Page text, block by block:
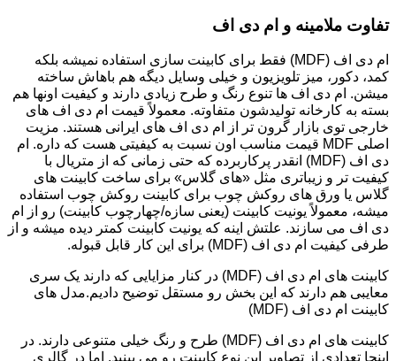
تفاوت ملامینه و ام دی اف
ام دی اف (MDF) فقط برای کابینت سازی استفاده نمیشه بلکه
کمد، دکور، میز تلویزیون و خیلی وسایل دیگه هم باهاش ساخته
میشن. ام دی اف ها تنوع رنگ و طرح زیادی دارند و کیفیت اونها هم
بسته به کارخانه تولیدشون متفاوته. معمولاً قیمت ام دی اف های
خارجی توی بازار گرون تر از ام دی اف های ایرانی هستند. مزیت
اصلی MDF قیمت مناسب اون نسبت به کیفیتی هست که داره. ام
دی اف (MDF) انقدر پرکاربرده که حتی زمانی که از متریال با
کیفیت تر و زیباتری مثل «های گلاس» برای ساخت کابینت های
گلاس یا ورق های روکش چوب برای کابینت روکش چوب استفاده
میشه، معمولاً یونیت کابینت (یعنی سازه/چهارچوب کابینت) رو از ام
دی اف می سازند. علتش اینه که یونیت کابینت کمتر دیده میشه و از
طرفی کیفیت ام دی اف (MDF) برای این کار قابل قبوله.
کابینت های ام دی اف (MDF) در کنار مزایایی که دارند یک سری
معایبی هم دارند که این بخش رو مستقل توضیح دادیم.مدل های
کابینت ام دی اف (MDF)
کابینت های ام دی اف (MDF) طرح و رنگ خیلی متنوعی دارند. در
اینجا تعدادی از تصاویر این نوع کابینت رو می بینید. اما در گالری